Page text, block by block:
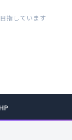
指しています